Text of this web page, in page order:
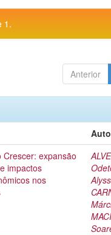
1.
Anterior
Crescer: expansão
impactos
nos